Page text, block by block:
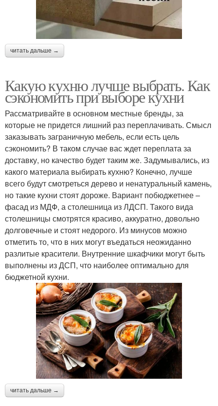
читать дальше →
Какую кухню лучше выбрать. Как
сэкономить при выборе кухни
Рассматривайте в основном местные бренды, за
которые не придется лишний раз переплачивать. Смысл
заказывать заграничную мебель, если есть цель
сэкономить? В таком случае вас ждет переплата за
доставку, но качество будет таким же. Задумывались, из
какого материала выбирать кухню? Конечно, лучше
всего будут смотреться дерево и ненатуральный камень,
но такие кухни стоят дороже. Вариант побюджетнее –
фасад из МДФ, а столешница из ЛДСП. Такого вида
столешницы смотрятся красиво, аккуратно, довольно
долговечные и стоят недорого. Из минусов можно
отметить то, что в них могут въедаться неожиданно
разлитые красители. Внутренние шкафчики могут быть
выполнены из ДСП, что наиболее оптимально для
бюджетной кухни.
читать дальше →